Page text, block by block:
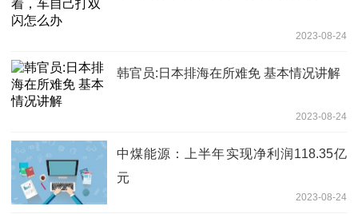
2023-08-24
韩官员:日本排海在所难免 基本情况讲解
2023-08-24
中煤能源：上半年实现净利润118.35亿
元
2023-08-24